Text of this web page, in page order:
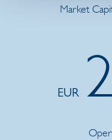
Market
EUR